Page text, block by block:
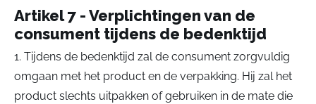
Artikel 7 - Verplichtingen van de
consument tijdens de bedenktijd
1. Tijdens de bedenktijd zal de consument zorgvuldig
omgaan met het product en de verpakking. Hij zal het
product slechts uitpakken of gebruiken in de mate die